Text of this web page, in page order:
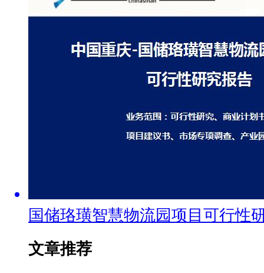
国储珞璜智慧物流园项目可行性
文章推荐